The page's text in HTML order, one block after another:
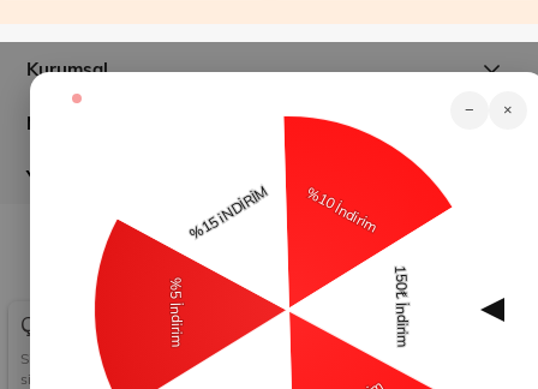
Kurumsal
Müşteri İlişkileri
Yardım
modamihram.com - Tüm Hakları Saklıdır.
Çerez Kullanımı
Sizlere en iyi alışveriş deneyimini sunabilmek adına
sitemizde çerezler(cookies) kullanmaktayız. Detaylı bilgi
− ×